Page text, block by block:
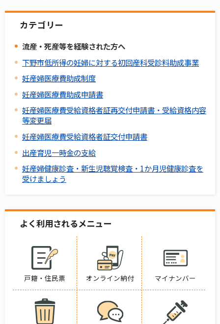
カテゴリー
流産・死産等を経験された方へ
下野市低所得の妊婦に対する初回産科受診料助成事業
妊産婦医療費助成制度
妊産婦医療費助成申請書
妊産婦医療費受給資格者証再交付申請書・受給資格内容
等変更届
妊産婦医療費受給資格者証交付申請書
出産育児一時金の支給
妊産婦健康診査・新生児聴覚検査・1か月児健康診査を
受けましょう
よく利用されるメニュー
戸籍・住民票 オンライン納付 マイナンバー